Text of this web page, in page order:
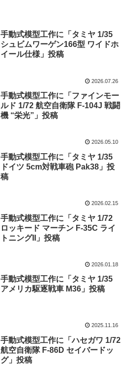
手動式模型工作に「タミヤ 1/35
シュビムワーゲン166型 ワイドホ
イール仕様」投稿
2026.07.26
手動式模型工作に「ファインモー
ルド 1/72 航空自衛隊 F-104J 戦闘
機 “栄光”」投稿
2026.05.10
手動式模型工作に「タミヤ 1/35
ドイツ 5cm対戦車砲 Pak38」投
稿
2026.02.15
手動式模型工作に「タミヤ 1/72
ロッキード マーチン F-35C ライ
トニングII」投稿
2026.01.18
手動式模型工作に「タミヤ 1/35
アメリカ駆逐戦車 M36」投稿
2025.11.16
手動式模型工作に「ハセガワ 1/72
航空自衛隊 F-86D セイバードッ
グ」投稿